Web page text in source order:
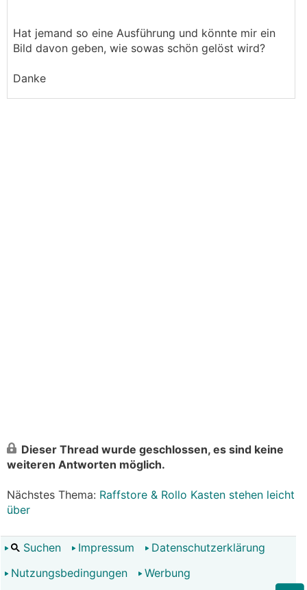
Hat jemand so eine Ausführung und könnte mir ein
Bild davon geben, wie sowas schön gelöst wird?
Danke
Dieser Thread wurde geschlossen, es sind keine
weiteren Antworten möglich.
Nächstes Thema: Raffstore & Rollo Kasten stehen leicht
über
Suchen Impressum
Datenschutzerklärung
Nutzungsbedingungen
Werbung